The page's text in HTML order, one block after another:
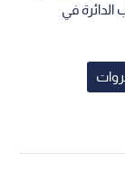
الدائرة في